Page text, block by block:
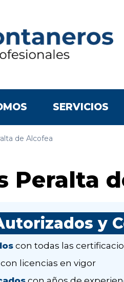
SERVICIOS
de Alcofea
Peralta
y
con todas las
licencias en vigor